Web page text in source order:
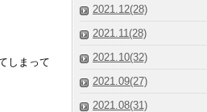
しまって
2021.12(28)
2021.11(28)
2021.10(32)
2021.09(27)
2021.08(31)